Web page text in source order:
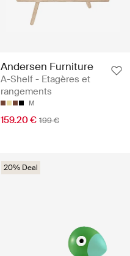
Andersen Furniture
A-Shelf - Etagères et
rangements
M
159.20 € 199 €
20% Deal